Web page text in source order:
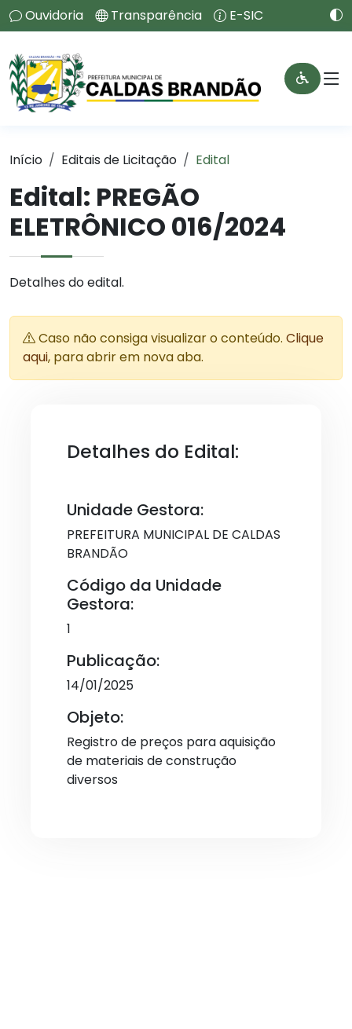
Ouvidoria Transparência E-SIC
Início Editais de Licitação Edital
Edital: PREGÃO
ELETRÔNICO 016/2024
Detalhes do edital.
Caso não consiga visualizar o conteúdo. Clique
aqui, para abrir em nova aba.
Detalhes do Edital:
Unidade Gestora:
PREFEITURA MUNICIPAL DE CALDAS
BRANDÃO
Código da Unidade
Gestora:
1
Publicação:
14/01/2025
Objeto:
Registro de preços para aquisição
de materiais de construção
diversos